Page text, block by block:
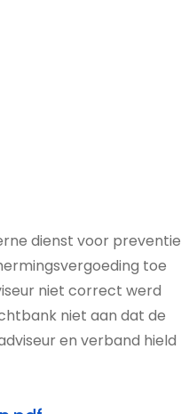
dienst voor preventie
toe
niet correct werd
niet aan dat de
en verband hield